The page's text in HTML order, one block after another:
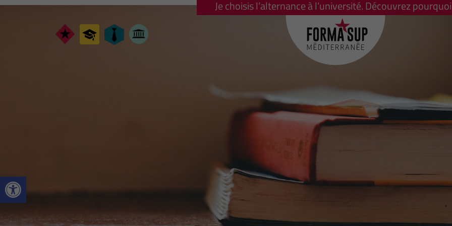
Ouvrir la barre d’outils
Je choisis l’alternance à l’université. Découvrez